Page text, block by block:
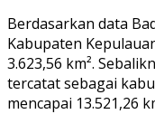
Berdasarkan data
Kabupaten
3.623,56 km².
tercatat sebagai
mencapai 13.521,26